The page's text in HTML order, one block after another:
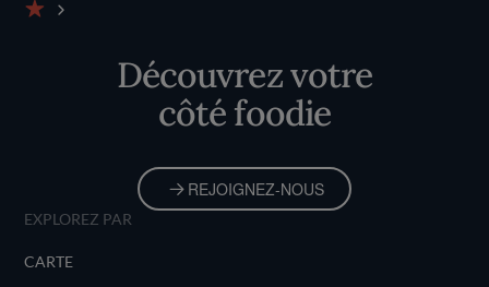
Découvrez votre
côté foodie
REJOIGNEZ-NOUS
EXPLOREZ PAR
CARTE